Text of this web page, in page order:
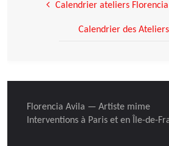
Calendrier ateliers
Calendrier des
Florencia Avila — Artiste mime
Interventions à Paris et en Île-de-